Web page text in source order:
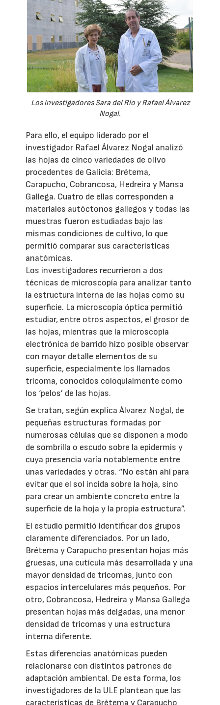
Los investigadores Sara del Río y Rafael Álvarez
Nogal.
Para ello, el equipo liderado por el
investigador Rafael Álvarez Nogal analizó
las hojas de cinco variedades de olivo
procedentes de Galicia: Brétema,
Carapucho, Cobrancosa, Hedreira y Mansa
Gallega. Cuatro de ellas corresponden a
materiales autóctonos gallegos y todas las
muestras fueron estudiadas bajo las
mismas condiciones de cultivo, lo que
permitió comparar sus características
anatómicas.
Los investigadores recurrieron a dos
técnicas de microscopía para analizar tanto
la estructura interna de las hojas como su
superficie. La microscopía óptica permitió
estudiar, entre otros aspectos, el grosor de
las hojas, mientras que la microscopía
electrónica de barrido hizo posible observar
con mayor detalle elementos de su
superficie, especialmente los llamados
tricoma, conocidos coloquialmente como
los ‘pelos’ de las hojas.
Se tratan, según explica Álvarez Nogal, de
pequeñas estructuras formadas por
numerosas células que se disponen a modo
de sombrilla o escudo sobre la epidermis y
cuya presencia varía notablemente entre
unas variedades y otras. “No están ahí para
evitar que el sol incida sobre la hoja, sino
para crear un ambiente concreto entre la
superficie de la hoja y la propia estructura”.
El estudio permitió identificar dos grupos
claramente diferenciados. Por un lado,
Brétema y Carapucho presentan hojas más
gruesas, una cutícula más desarrollada y una
mayor densidad de tricomas, junto con
espacios intercelulares más pequeños. Por
otro, Cobrancosa, Hedreira y Mansa Gallega
presentan hojas más delgadas, una menor
densidad de tricomas y una estructura
interna diferente.
Estas diferencias anatómicas pueden
relacionarse con distintos patrones de
adaptación ambiental. De esta forma, los
investigadores de la ULE plantean que las
características de Brétema y Carapucho